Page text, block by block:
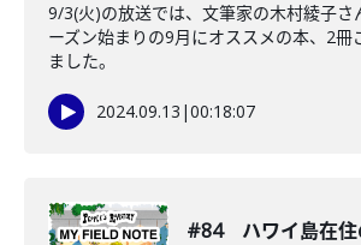
9/3(火)の放送では、文筆家の木村綾子さ
ーズン始まりの9月にオススメの本、2冊
ました。
2024.09.13 |00:18:07
#84 ハワイ島在住